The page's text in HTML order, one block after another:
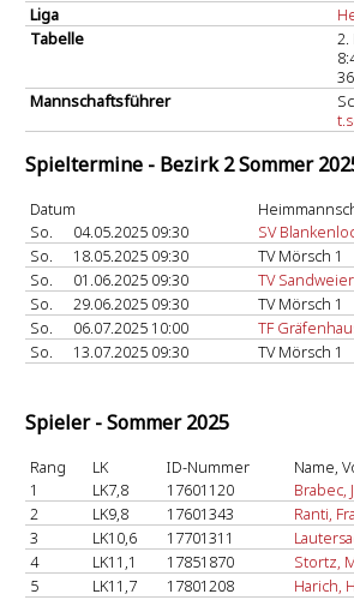
Liga
Tabelle
2.
Mannschaftsführer
Spieltermine - Bezirk 2 Sommer
Datum
So.
04.05.2025 09:30 SV
So.
18.05.2025 09:30 TV Mörsch 1
So.
01.06.2025 09:30 TV Sandweier
So.
29.06.2025 09:30 TV Mörsch 1
So.
06.07.2025 10:00 TF
So.
13.07.2025 09:30 TV Mörsch 1
Spieler - Sommer 2025
Rang LK ID-Nummer Name,
1
LK7,8 17601120 Brabec,
2
LK9,8 17601343 Ranti,
3
LK10,6 17701311
4
LK11,1 17851870 Stortz,
5
LK11,7 17801208 Harich,